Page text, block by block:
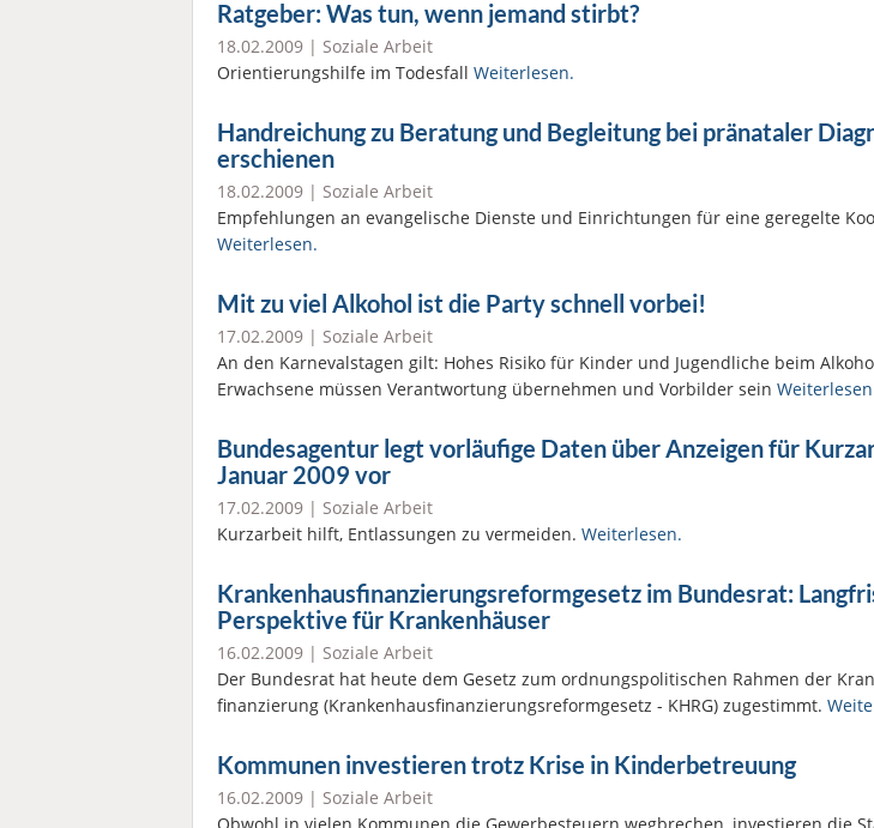
Ratgeber: Was tun, wenn jemand stirbt?
18.02.2009 | Soziale Arbeit
Orientierungshilfe im Todesfall Weiterlesen.
Handreichung zu Beratung und Begleitung bei pränataler
erschienen
18.02.2009 | Soziale Arbeit
Empfehlungen an evangelische Dienste und Einrichtungen für eine geregelte
Weiterlesen.
Mit zu viel Alkohol ist die Party schnell vorbei!
17.02.2009 | Soziale Arbeit
An den Karnevalstagen gilt: Hohes Risiko für Kinder und Jugendliche beim
Erwachsene müssen Verantwortung übernehmen und Vorbilder sein
Bundesagentur legt vorläufige Daten über Anzeigen für
Januar 2009 vor
17.02.2009 | Soziale Arbeit
Kurzarbeit hilft, Entlassungen zu vermeiden. Weiterlesen.
Krankenhausfinanzierungsreformgesetz im Bundesrat:
Perspektive für Krankenhäuser
16.02.2009 | Soziale Arbeit
Der Bundesrat hat heute dem Gesetz zum ordnungspolitischen Rahmen der
finanzierung (Krankenhausfinanzierungsreformgesetz - KHRG) zugestimmt.
Kommunen investieren trotz Krise in Kinderbetreuung
16.02.2009 | Soziale Arbeit
Obwohl in vielen Kommunen die Gewerbesteuern wegbrechen, investieren die